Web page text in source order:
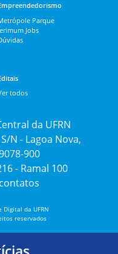
Parque
Jobs
todos
da UFRN
N - Lagoa Nova,
900
- Ramal 100
da UFRN
reservados